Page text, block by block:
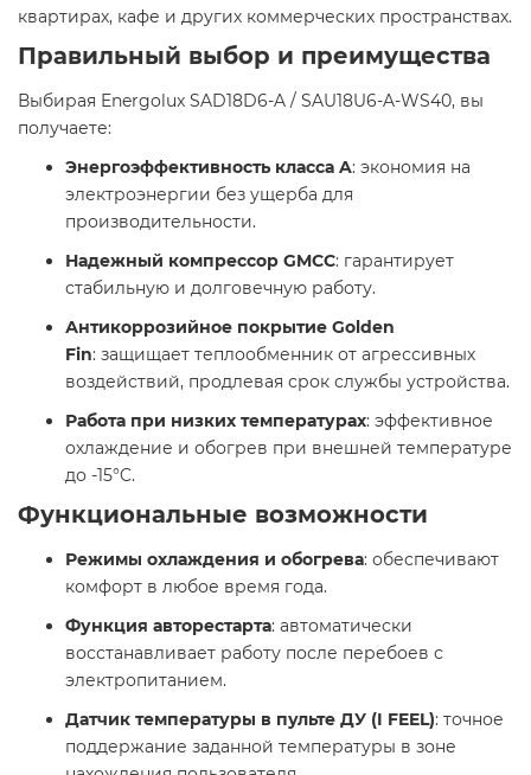
квартирах, кафе и других коммерческих пространствах.
Правильный выбор и преимущества
Выбирая Energolux SAD18D6-A / SAU18U6-A-WS40, вы
получаете:
Энергоэффективность класса A: экономия на
электроэнергии без ущерба для
производительности.
Надежный компрессор GMCC: гарантирует
стабильную и долговечную работу.
Антикоррозийное покрытие Golden
Fin: защищает теплообменник от агрессивных
воздействий, продлевая срок службы устройства.
Работа при низких температурах: эффективное
охлаждение и обогрев при внешней температуре
до -15°C.
Функциональные возможности
Режимы охлаждения и обогрева: обеспечивают
комфорт в любое время года.
Функция авторестарта: автоматически
восстанавливает работу после перебоев с
электропитанием.
Датчик температуры в пульте ДУ (I FEEL): точное
поддержание заданной температуры в зоне